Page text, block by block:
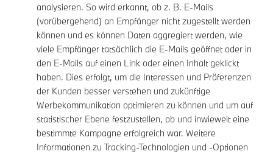
analysieren. So wird erkannt, ob z. B. E-Mails
(vorübergehend) an Empfänger nicht zugestellt werden
können und es können Daten aggregiert werden, wie
viele Empfänger tatsächlich die E-Mails geöffnet oder in
den E-Mails auf einen Link oder einen Inhalt geklickt
haben. Dies erfolgt, um die Interessen und Präferenzen
der Kunden besser verstehen und zukünftige
Werbekommunikation optimieren zu können und um auf
statistischer Ebene festzustellen, ob und inwieweit eine
bestimmte Kampagne erfolgreich war. Weitere
Informationen zu Tracking-Technologien und -Optionen